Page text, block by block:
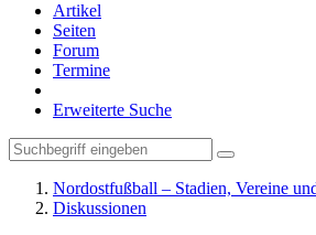
Artikel
Seiten
Forum
Termine
Erweiterte Suche
Nordostfußball – Stadien, Vereine
Diskussionen